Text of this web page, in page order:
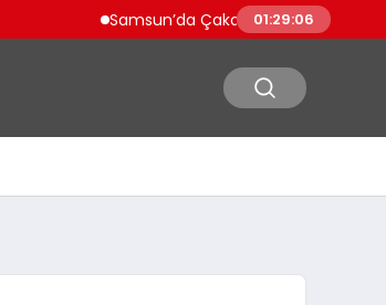
Samsun’da Çakallı Menemeni Nerede
01:29:07